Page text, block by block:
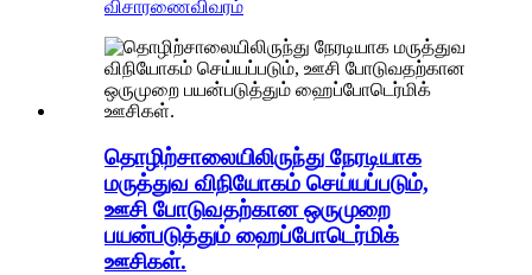
விசாரணைவிவரம்
தொழிற்சாலையிலிருந்து நேரடியாக
மருத்துவ விநியோகம் செய்யப்படும்,
ஊசி போடுவதற்கான ஒருமுறை
பயன்படுத்தும் ஹைப்போடெர்மிக்
ஊசிகள்.